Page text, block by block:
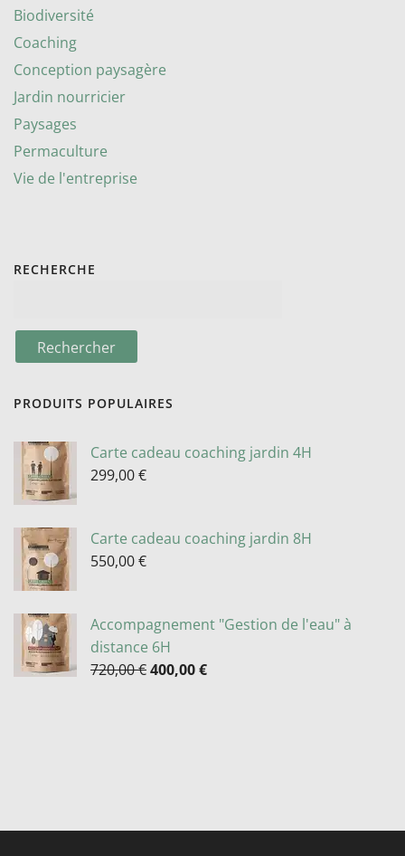
Biodiversité
Coaching
Conception paysagère
Jardin nourricier
Paysages
Permaculture
Vie de l'entreprise
RECHERCHE
PRODUITS POPULAIRES
Carte cadeau coaching jardin 4H
299,00€
Carte cadeau coaching jardin 8H
550,00€
Accompagnement "Gestion de l'eau" à
distance 6H
720,00€400,00€